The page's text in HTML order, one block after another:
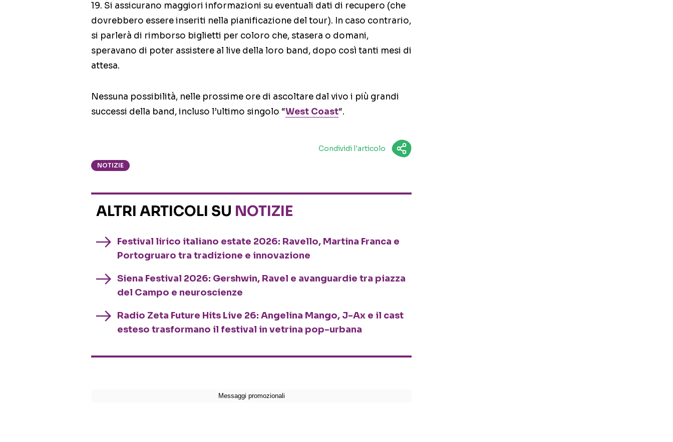
19. Si assicurano maggiori informazioni su eventuali dati di recupero (che
dovrebbero essere inseriti nella pianificazione del tour). In caso contrario,
si parlerà di rimborso biglietti per coloro che, stasera o domani,
speravano di poter assistere al live della loro band, dopo così tanti mesi di
attesa.
Nessuna possibilità, nelle prossime ore di ascoltare dal vivo i più grandi
successi della band, incluso l’ultimo singolo “West Coast“.
Condividi l'articolo
NOTIZIE
ALTRI ARTICOLI SU NOTIZIE
Festival lirico italiano estate 2026: Ravello, Martina Franca e
Portogruaro tra tradizione e innovazione
Siena Festival 2026: Gershwin, Ravel e avanguardie tra piazza
del Campo e neuroscienze
Radio Zeta Future Hits Live 26: Angelina Mango, J-Ax e il cast
esteso trasformano il festival in vetrina pop-urbana